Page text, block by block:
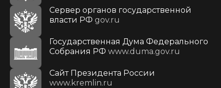
Сервер органов государственной
власти РФ gov.ru
Государственная Дума Федерального
Собрания РФ www.duma.gov.ru
Cайт Президента России
www.kremlin.ru